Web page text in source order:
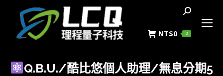
搜
NT$0 0
Q.B.U./酷比悠個人助理/無息分期5